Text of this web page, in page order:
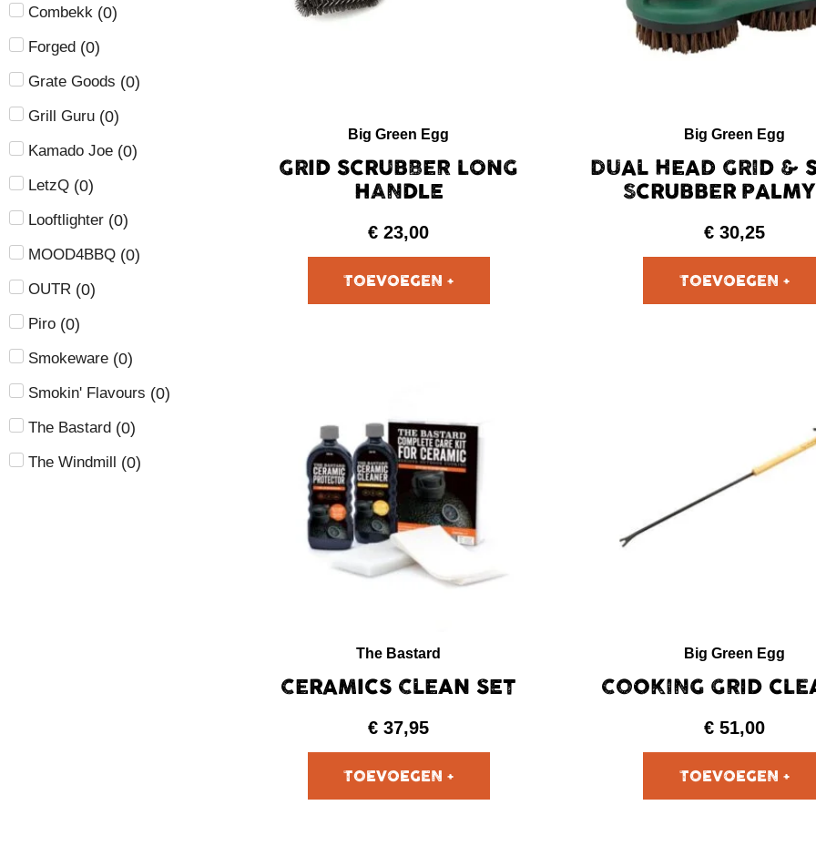
Combekk (0)
Forged (0)
Grate Goods (0)
Grill Guru (0)
Kamado Joe (0)
LetzQ (0)
Looftlighter (0)
MOOD4BBQ (0)
OUTR (0)
Piro (0)
Smokeware (0)
Smokin' Flavours (0)
The Bastard (0)
The Windmill (0)
Big Green Egg
GRID SCRUBBER LONG
HANDLE
€ 23,00
Big Green Egg
DUAL HEAD GRID &
SCRUBBER
€ 30,25
The Bastard
CERAMICS CLEAN SET
€ 37,95
Big Green Egg
COOKING GRID
€ 51,00